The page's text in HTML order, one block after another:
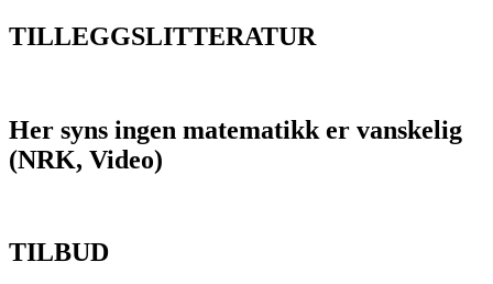
TILLEGGSLITTERATUR
Her syns ingen matematikk er vanskelig
(NRK, Video)
TILBUD